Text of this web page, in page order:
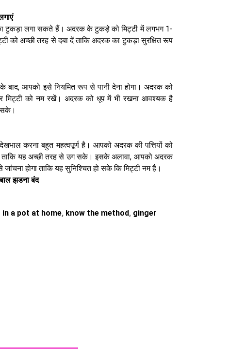
टुकड़ा लगा सकते हैं। अदरक के टुकड़े को मिट्टी में लगभग 1-
को अच्छी तरह से दबा दें ताकि अदरक का टुकड़ा सुरक्षित रूप
आपको इसे नियमित रूप से पानी देना होगा। अदरक को
मिट्टी को नम रखें। अदरक को धूप में भी रखना आवश्यक है
सके।
करना बहुत महत्वपूर्ण है। आपको अदरक की पत्तियों को
ताकि यह अच्छी तरह से उग सके। इसके अलावा, आपको अदरक
जांचना होगा ताकि यह सुनिश्चित हो सके कि मिट्टी नम है।
झडना बंद
a pot at home, know the method, ginger